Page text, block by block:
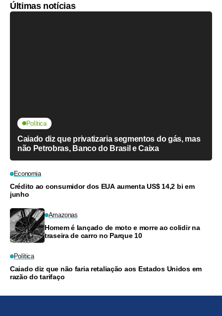
Últimas notícias
Política
Caiado diz que privatizaria segmentos do gás, mas
não Petrobras, Banco do Brasil e Caixa
Economia
Crédito ao consumidor dos EUA aumenta US$ 14,2 bi em
junho
Amazonas
Homem é lançado de moto e morre ao colidir na
traseira de carro no Parque 10
Política
Caiado diz que não faria retaliação aos Estados Unidos em
razão do tarifaço